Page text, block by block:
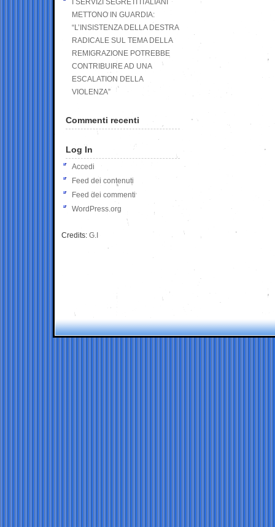
I SERVIZI SEGRETI ITALIANI
METTONO IN GUARDIA:
“L’INSISTENZA DELLA DESTRA
RADICALE SUL TEMA DELLA
REMIGRAZIONE POTREBBE
CONTRIBUIRE AD UNA
ESCALATION DELLA
VIOLENZA”
Commenti recenti
Log In
Accedi
Feed dei contenuti
Feed dei commenti
WordPress.org
Credits: G.I